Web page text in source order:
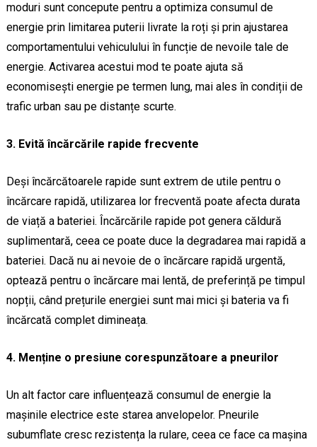
moduri sunt concepute pentru a optimiza consumul de
energie prin limitarea puterii livrate la roți și prin ajustarea
comportamentului vehiculului în funcție de nevoile tale de
energie. Activarea acestui mod te poate ajuta să
economisești energie pe termen lung, mai ales în condiții de
trafic urban sau pe distanțe scurte.
3. Evită încărcările rapide frecvente
Deși încărcătoarele rapide sunt extrem de utile pentru o
încărcare rapidă, utilizarea lor frecventă poate afecta durata
de viață a bateriei. Încărcările rapide pot genera căldură
suplimentară, ceea ce poate duce la degradarea mai rapidă a
bateriei. Dacă nu ai nevoie de o încărcare rapidă urgentă,
optează pentru o încărcare mai lentă, de preferință pe timpul
nopții, când prețurile energiei sunt mai mici și bateria va fi
încărcată complet dimineața.
4. Menține o presiune corespunzătoare a pneurilor
Un alt factor care influențează consumul de energie la
mașinile electrice este starea anvelopelor. Pneurile
subumflate cresc rezistența la rulare, ceea ce face ca mașina